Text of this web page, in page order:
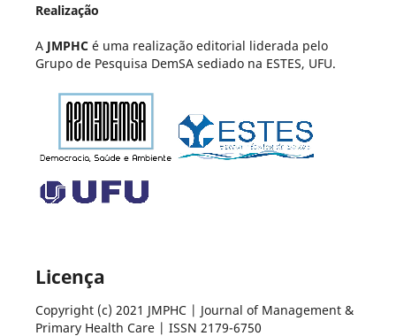
Realização
A JMPHCé uma realização editorial liderada pelo
Grupo de Pesquisa DemSA sediado na ESTES, UFU.
Licença
Copyright (c) 2021 JMPHC | Journal of Management &
Primary Health Care | ISSN 2179-6750